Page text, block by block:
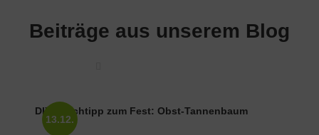
Beiträge aus unserem Blog
13.12.
DIY-Naschtipp zum Fest: Obst-Tannenbaum